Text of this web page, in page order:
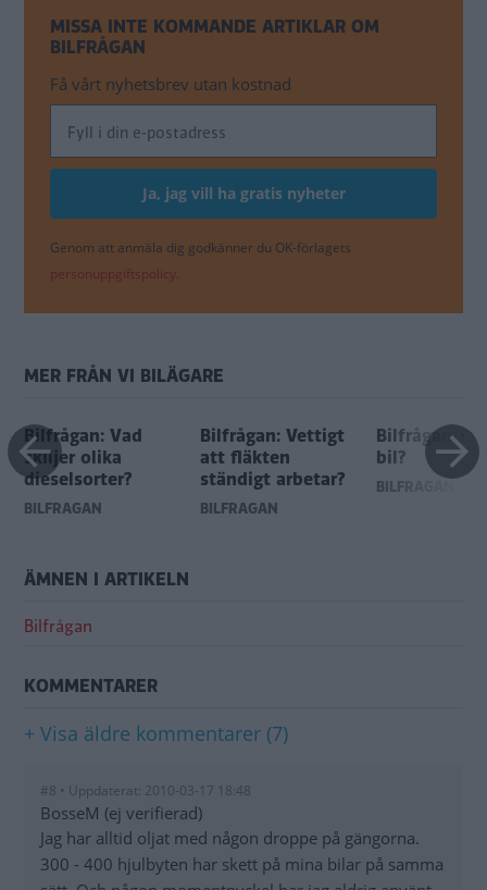
MISSA INTE KOMMANDE ARTIKLAR OM
BILFRÅGAN
Få vårt nyhetsbrev utan kostnad
Genom att anmäla dig godkänner du OK-förlagets
personuppgiftspolicy.
MER FRÅN VI BILÄGARE
Bilfrågan: Vad
skiljer olika
dieselsorter?
BILFRÅGAN
Bilfrågan: Vettigt
att fläkten
ständigt arbetar?
BILFRÅGAN
Bilfrågan:
bil?
BILFRÅGAN
ÄMNEN I ARTIKELN
Bilfrågan
KOMMENTARER
+ Visa äldre kommentarer (7)
#8 • Uppdaterat: 2010-03-17 18:48
BosseM (ej verifierad)
Jag har alltid oljat med någon droppe på gängorna.
300 - 400 hjulbyten har skett på mina bilar på samma